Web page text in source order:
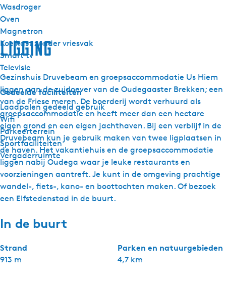
Wasdroger
Oven
Magnetron
Koelkast zonder vriesvak
Smart tv
Televisie
Gedeelde faciliteiten
Laadpalen gedeeld gebruik
Wifi
Parkeerterrein
Sportfaciliteiten
Vergaderruimte
Ligging
Gezinshuis Druvebeam en groepsaccommodatie Us Hiem
liggen aan de zuidoever van de Oudegaaster Brekken; een
van de Friese meren. De boerderij wordt verhuurd als
groepsaccommodatie en heeft meer dan een hectare
eigen grond en een eigen jachthaven. Bij een verblijf in de
Druvebeam kun je gebruik maken van twee ligplaatsen in
de haven. Het vakantiehuis en de groepsaccommodatie
liggen nabij Oudega waar je leuke restaurants en
voorzieningen aantreft. Je kunt in de omgeving prachtige
wandel-, fiets-, kano- en boottochten maken. Of bezoek
een Elfstedenstad in de buurt.
In de buurt
Strand
913 m
Parken en natuurgebieden
4,7 km